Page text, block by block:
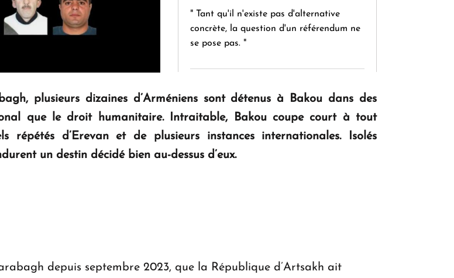
" Tant qu'il n'existe pas d'alternative
concrète, la question d'un référendum ne
se pose pas. "
KASA : 30 ans d'audace, de résilience et
d'avenir en Arménie
Le premier hôtel Hyatt Regency
plusieurs dizaines d’Arméniens sont détenus à Bakou dans des
que le droit humanitaire. Intraitable, Bakou coupe court à tout
d’Erevan et de plusieurs instances internationales. Isolés
un destin décidé bien au-dessus d’eux.
depuis septembre 2023, que la République d’Artsakh ait